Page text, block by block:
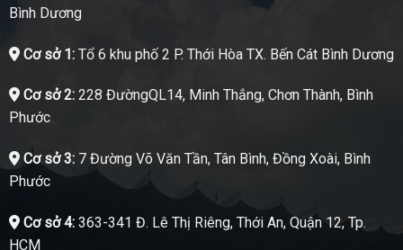
Bình Dương
Cơ sở 1:Tổ 6 khu phố 2 P. Thới Hòa TX. Bến Cát Bình Dương
Cơ sở 2:228 ĐườngQL14, Minh Thắng, Chơn Thành, Bình
Phước
Cơ sở 3:7 Đường Võ Văn Tần, Tân Bình, Đồng Xoài, Bình
Phước
Cơ sở 4:363-341 Đ. Lê Thị Riêng, Thới An, Quận 12, Tp.
HCM